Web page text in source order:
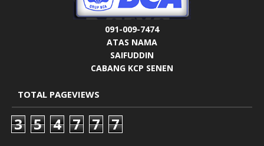
091-009-7474
ATAS NAMA
SAIFUDDIN
CABANG KCP SENEN
TOTAL PAGEVIEWS
3 5 4 7 7 7